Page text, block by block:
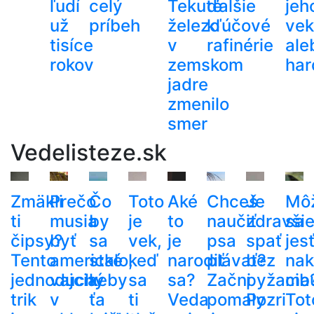
ľudí
už
tisíce
rokov
celý
príbeh
Tekuté
železo
v
zemskom
jadre
zmenilo
smer
ďalšie
kľúčové
rafinérie
Vedelisteze.sk
Zmäkli
ti
čipsy?
Tento
jednoduchý
trik
Prečo
musia
byť
americké
vajcia
v
Čo
by
sa
stalo,
keby
ťa
Toto
je
vek,
keď
sa
ti
Aké
to
je
narodiť
sa?
Veda
Chceš
naučiť
psa
plávať?
Začni
pomaly
Je
zdravšie
spať
bez
Pozri
sa
jesť